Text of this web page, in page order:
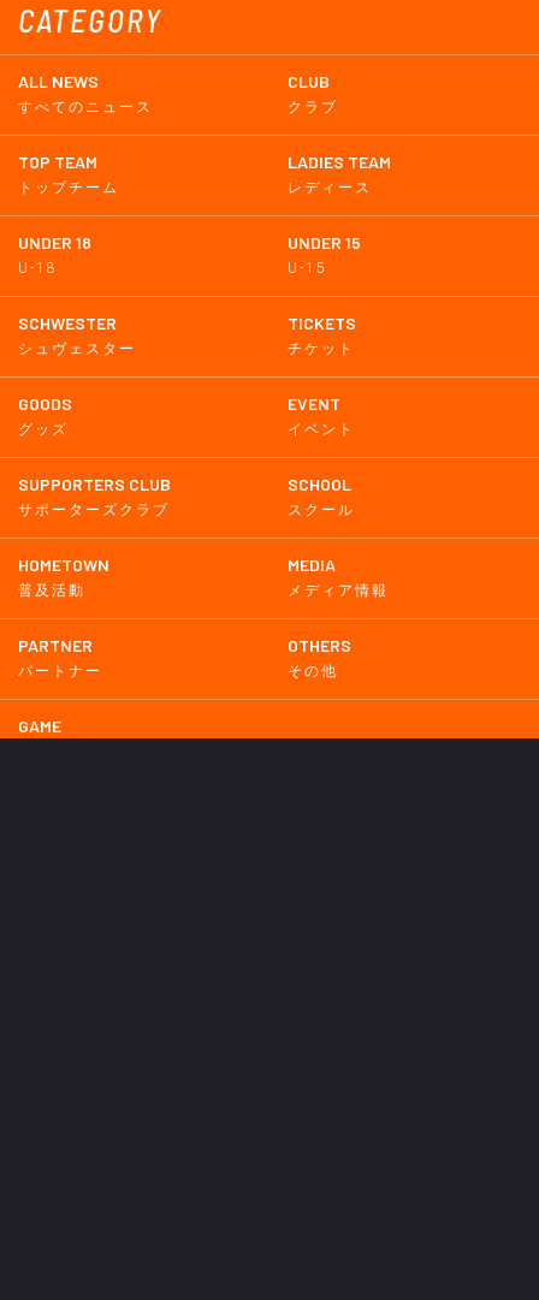
CATEGORY
ALL NEWS
すべてのニュース
CLUB
クラブ
TOP TEAM
トップチーム
LADIES TEAM
レディース
UNDER 18
U-18
UNDER 15
U-15
SCHWESTER
シュヴェスター
TICKETS
チケット
GOODS
グッズ
EVENT
イベント
SUPPORTERS CLUB
サポーターズクラブ
SCHOOL
スクール
HOMETOWN
普及活動
MEDIA
メディア情報
PARTNER
パートナー
OTHERS
その他
GAME